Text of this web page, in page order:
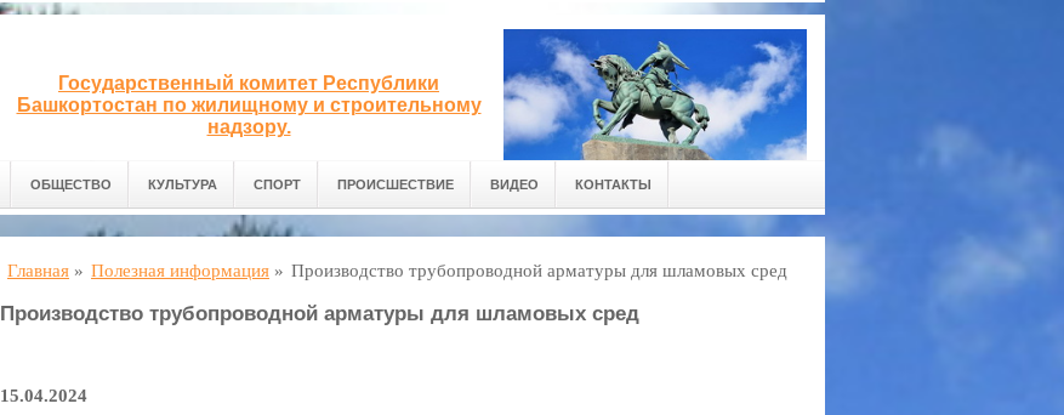
Государственный комитет Республики
Башкортостан по жилищному и строительному
надзору.
ОБЩЕСТВО КУЛЬТУРА СПОРТ ПРОИСШЕСТВИЕ ВИДЕО КОНТАКТЫ
Главная » Полезная информация » Производство трубопроводной арматуры для шламовых сред
Производство трубопроводной арматуры для шламовых сред
15.04.2024